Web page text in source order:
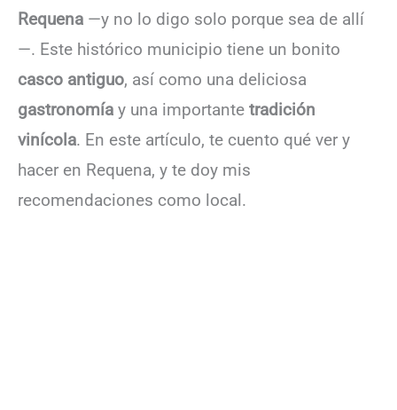
Requena —y no lo digo solo porque sea de allí
—. Este histórico municipio tiene un bonito
casco antiguo, así como una deliciosa
gastronomía y una importante tradición
vinícola. En este artículo, te cuento qué ver y
hacer en Requena, y te doy mis
recomendaciones como local.